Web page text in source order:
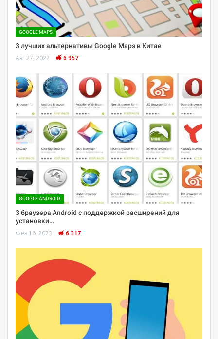
GOOGLE MAPS
3 лучших альтернативы Google Maps в Китае
Авг 27, 2022 6 957
GOOGLE ANDROID
3 браузера Android с поддержкой расширений для
установки…
Фев 16, 2023 6 317